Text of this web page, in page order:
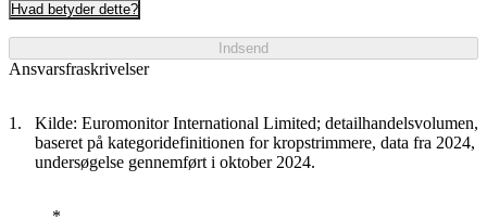
Hvad betyder dette?
Indsend
Ansvarsfraskrivelser
Kilde: Euromonitor International Limited; detailhandelsvolumen,
baseret på kategoridefinitionen for kropstrimmere, data fra 2024,
undersøgelse gennemført i oktober 2024.